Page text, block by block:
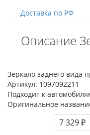
Доставка по РФ
Описание
Зеркало заднего вида
Артикул: 1097092211
Подходит к
Оригинальное
7 329 ₽